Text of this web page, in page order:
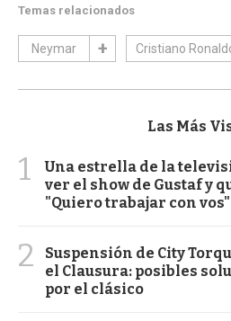
Temas relacionados
Neymar Cristiano
Las Más
1
Una estrella de la
ver el show de Gustaf y
"Quiero trabajar con vos"
2
Suspensión de City
el Clausura: posibles
por el clásico